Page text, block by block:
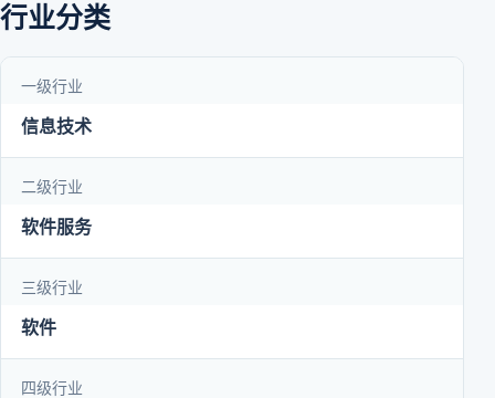
行业分类
一级行业
信息技术
二级行业
软件服务
三级行业
软件
四级行业